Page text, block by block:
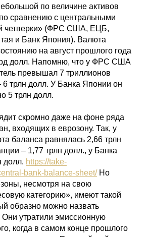
по величине активов
сравнению с центральными
четверки» (ФРС США, ЕЦБ,
и Банк Япония). Валюта
на август прошлого года
долл. Напомню, что у ФРС США
превышал 7 триллионов
трлн долл. У Банка Японии он
5 трлн долл.
скромно даже на фоне ряда
входящих в еврозону. Так, у
баланса равнялась 2,66 трлн
– 1,77 трлн долл., у Банка
долл. https://take-
bank-balance-sheet/Но
несмотря на свою
категорию», имеют такой
образно можно назвать
утратили эмиссионную
когда в самом конце прошлого